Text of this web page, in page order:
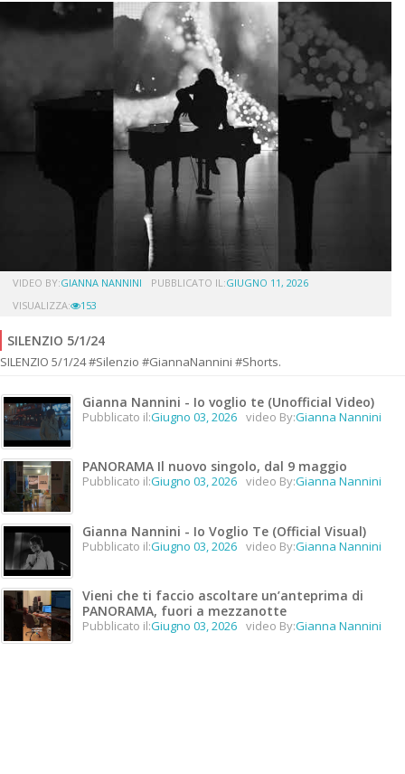
VIDEO BY:GIANNA NANNINI PUBBLICATO IL:GIUGNO 11, 2026
VISUALIZZA:
153
SILENZIO 5/1/24
SILENZIO 5/1/24 #Silenzio #GiannaNannini #Shorts.
Gianna Nannini - Io voglio te (Unofficial Video)
Pubblicato il:Giugno 03, 2026 video By:Gianna Nannini
PANORAMA Il nuovo singolo, dal 9 maggio
Pubblicato il:Giugno 03, 2026 video By:Gianna Nannini
Gianna Nannini - Io Voglio Te (Official Visual)
Pubblicato il:Giugno 03, 2026 video By:Gianna Nannini
Vieni che ti faccio ascoltare un’anteprima di
PANORAMA, fuori a mezzanotte
Pubblicato il:Giugno 03, 2026 video By:Gianna Nannini